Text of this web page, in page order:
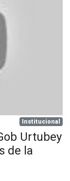
Institucional
Urtubey
de la